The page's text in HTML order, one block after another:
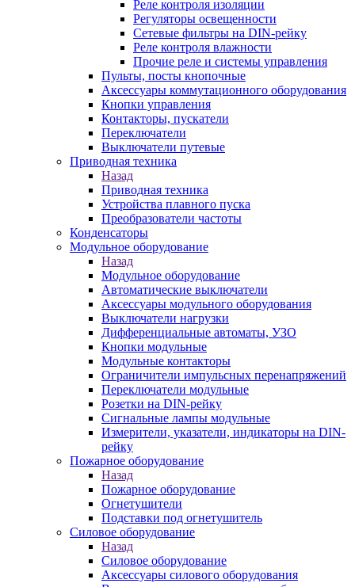
Реле контроля изоляции
Регуляторы освещенности
Сетевые фильтры на DIN-рейку
Реле контроля влажности
Прочие реле и системы управления
Пульты, посты кнопочные
Аксессуары коммутационного оборудования
Кнопки управления
Контакторы, пускатели
Переключатели
Выключатели путевые
Приводная техника
Назад
Приводная техника
Устройства плавного пуска
Преобразователи частоты
Конденсаторы
Модульное оборудование
Назад
Модульное оборудование
Автоматические выключатели
Аксессуары модульного оборудования
Выключатели нагрузки
Дифференциальные автоматы, УЗО
Кнопки модульные
Модульные контакторы
Ограничители импульсных перенапряжений
Переключатели модульные
Розетки на DIN-рейку
Сигнальные лампы модульные
Измерители, указатели, индикаторы на DIN-
рейку
Пожарное оборудование
Назад
Пожарное оборудование
Огнетушители
Подставки под огнетушитель
Силовое оборудование
Назад
Силовое оборудование
Аксессуары силового оборудования